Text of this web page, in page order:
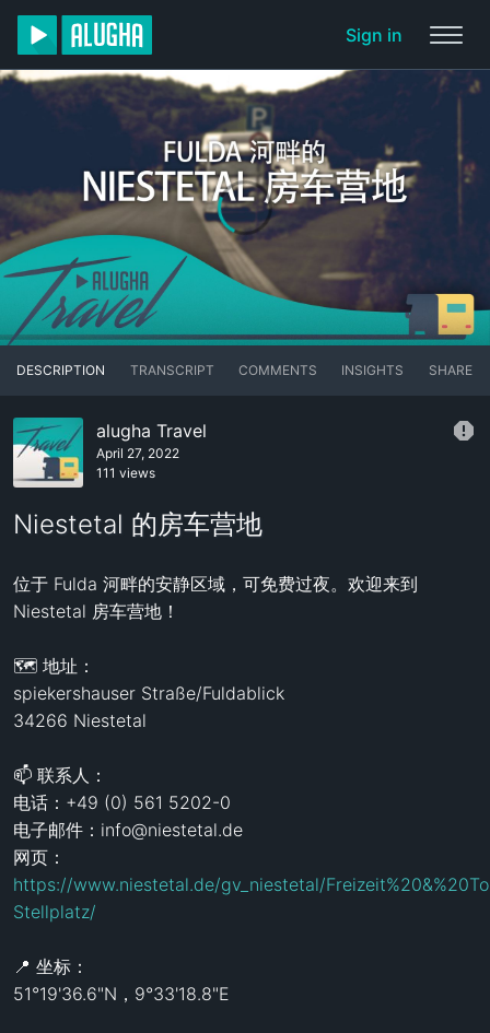
Sign in
DESCRIPTION TRANSCRIPT COMMENTS INSIGHTS SHARE
alugha Travel
April 27, 2022
111 views
Niestetal 的房车营地
位于 Fulda 河畔的安静区域，可免费过夜。欢迎来到
Niestetal 房车营地！
🗺️ 地址：
spiekershauser Straße/Fuldablick
34266 Niestetal
📫 联系人：
电话：+49 (0) 561 5202-0
电子邮件：info@niestetal.de
网页：
https://www.niestetal.de/gv_niestetal/
Stellplatz/
📍 坐标：
51°19'36.6"N，9°33'18.8"E